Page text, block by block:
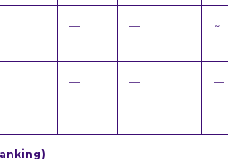
— — ~
— — —